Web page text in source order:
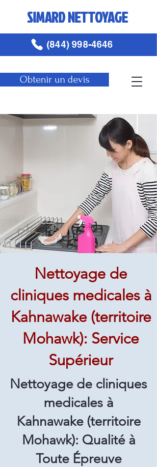
SIMARD NETTOYAGE
Obtenir un devis
(844) 998-4646
Nettoyage de
cliniques medicales à
Kahnawake (territoire
Mohawk): Service
Supérieur
Nettoyage de cliniques
medicales à
Kahnawake (territoire
Mohawk): Qualité à
Toute Épreuve